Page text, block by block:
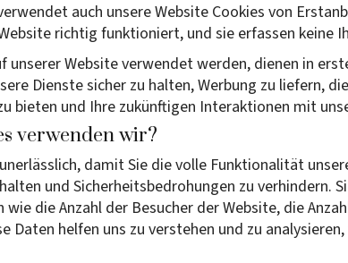
auch unsere Website Cookies von
richtig funktioniert, und sie erfassen keine
unserer Website verwendet werden, dienen in
Dienste sicher zu halten, Werbung zu liefern,
bieten und Ihre zukünftigen Interaktionen mit
verwenden wir?
damit Sie die volle Funktionalität
und Sicherheitsbedrohungen zu verhindern.
die Anzahl der Besucher der Website, die
Daten helfen uns zu verstehen und zu